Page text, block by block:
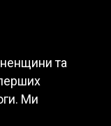
та
Ми